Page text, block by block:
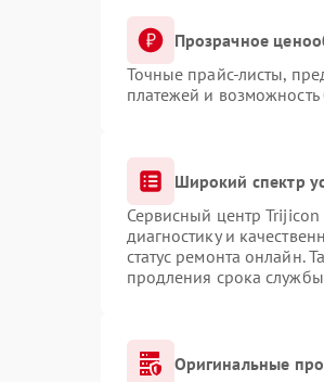
Прозрачное
Точные прайс-листы,
платежей и
Широкий спектр
Сервисный центр Trijicon
диагностику и
статус ремонта онлайн.
продления срока
Оригинальные